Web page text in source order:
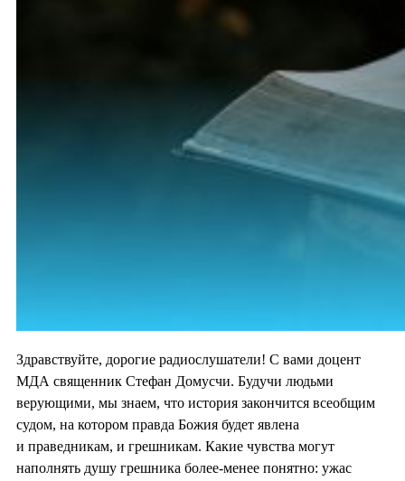
Здравствуйте, дорогие радиослушатели! С вами доцент
МДА священник Стефан Домусчи. Будучи людьми
верующими, мы знаем, что история закончится всеобщим
судом, на котором правда Божия будет явлена
и праведникам, и грешникам. Какие чувства могут
наполнять душу грешника более-менее понятно: ужас